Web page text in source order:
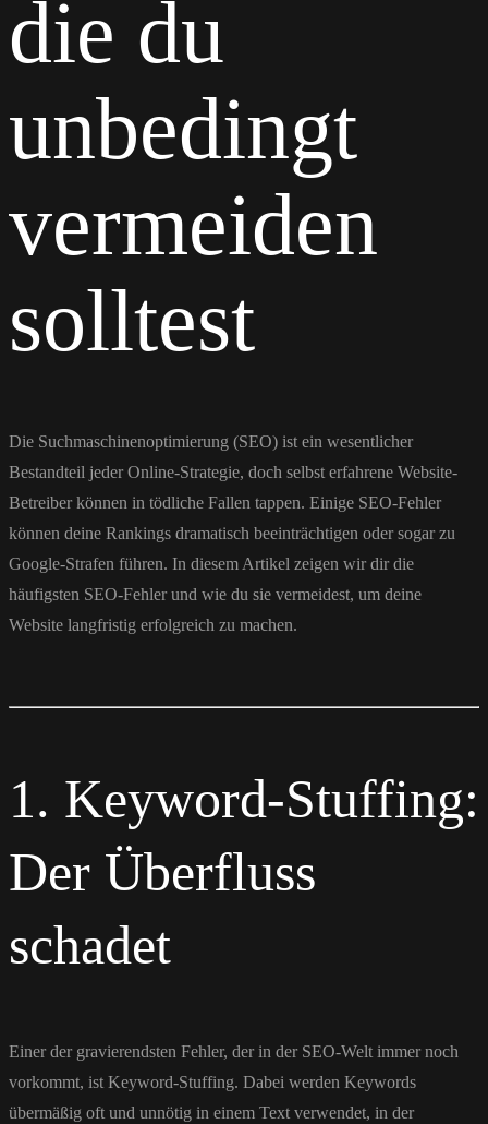
die du
unbedingt
vermeiden
solltest
Die Suchmaschinenoptimierung (SEO) ist ein wesentlicher
Bestandteil jeder Online-Strategie, doch selbst erfahrene Website-
Betreiber können in tödliche Fallen tappen. Einige SEO-Fehler
können deine Rankings dramatisch beeinträchtigen oder sogar zu
Google-Strafen führen. In diesem Artikel zeigen wir dir die
häufigsten SEO-Fehler und wie du sie vermeidest, um deine
Website langfristig erfolgreich zu machen.
1. Keyword-Stuffing:
Der Überfluss
schadet
Einer der gravierendsten Fehler, der in der SEO-Welt immer noch
vorkommt, ist Keyword-Stuffing. Dabei werden Keywords
übermäßig oft und unnötig in einem Text verwendet, in der